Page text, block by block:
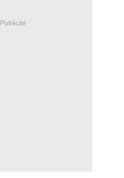
Publicité